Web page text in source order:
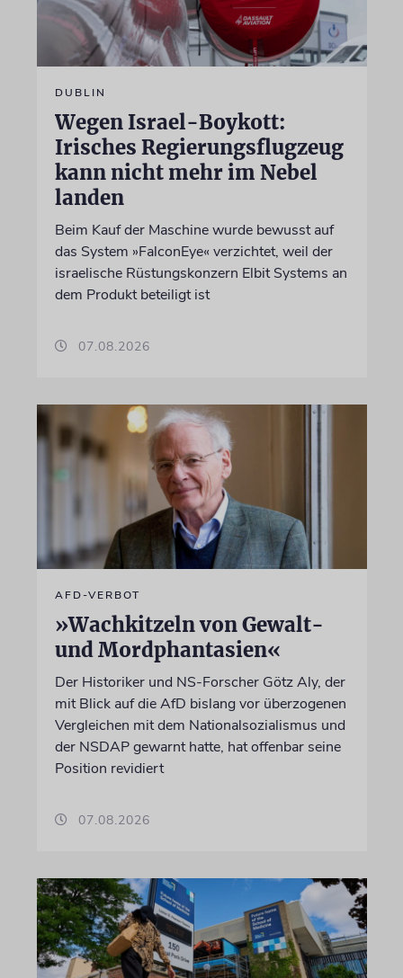
DUBLIN
Wegen Israel-Boykott:
Irisches Regierungsflugzeug
kann nicht mehr im Nebel
landen
Beim Kauf der Maschine wurde bewusst auf
das System »FalconEye« verzichtet, weil der
israelische Rüstungskonzern Elbit Systems an
dem Produkt beteiligt ist
07.08.2026
AFD-VERBOT
»Wachkitzeln von Gewalt-
und Mordphantasien«
Der Historiker und NS-Forscher Götz Aly, der
mit Blick auf die AfD bislang vor überzogenen
Vergleichen mit dem Nationalsozialismus und
der NSDAP gewarnt hatte, hat offenbar seine
Position revidiert
07.08.2026